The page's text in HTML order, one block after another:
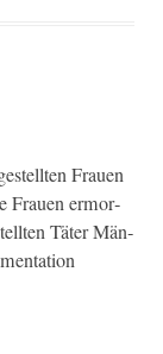
Frauen
Frauen ermor­
Täter Män­